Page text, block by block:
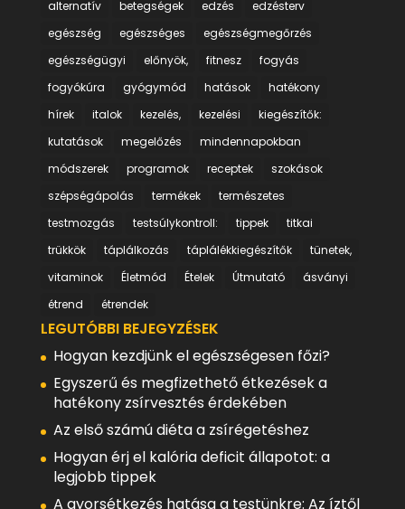
alternatív betegségek edzés
edzésterv
egészség
egészséges
egészségmegőrzés
egészségügyi
előnyök, fitnesz
fogyás
fogyókúra
gyógymód hatások
hatékony
hírek
italok kezelés, kezelési
kiegészítők:
kutatások
megelőzés
mindennapokban
módszerek
programok receptek
szokások
szépségápolás
termékek
természetes
testmozgás
testsúlykontroll: tippek
titkai
trükkök
táplálkozás táplálékkiegészítők
tünetek,
vitaminok
Életmód Ételek Útmutató
ásványi
étrend
étrendek
LEGUTÓBBI BEJEGYZÉSEK
Hogyan kezdjünk el egészségesen főzi?
Egyszerű és megfizethető étkezések a
hatékony zsírvesztés érdekében
Az első számú diéta a zsírégetéshez
Hogyan érj el kalória deficit állapotot: a
legjobb tippek
A gyorsétkezés hatása a testünkre: Az íztől